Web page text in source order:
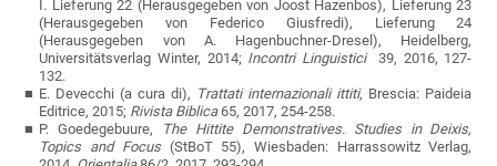
I. Lieferung 22 (Herausgegeben von Joost Hazenbos), Lieferung 23
(Herausgegeben von Federico Giusfredi), Lieferung 24
(Herausgegeben von A. Hagenbuchner-Dresel), Heidelberg,
Universitätsverlag Winter, 2014; Incontri Linguistici39, 2016, 127-
132.
E. Devecchi (a cura di), Trattati internazionali ittiti, Brescia: Paideia
Editrice, 2015; Rivista Biblica65, 2017, 254-258.
P. Goedegebuure,
The Hittite Demonstratives. Studies in Deixis,
Topics and Focus(StBoT 55), Wiesbaden: Harrassowitz Verlag,